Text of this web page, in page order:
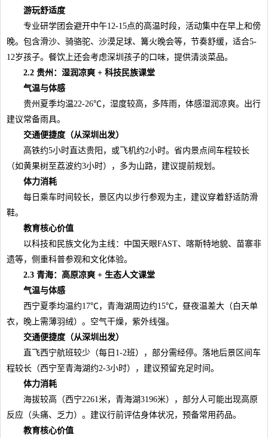
游玩舒适度
专业研学团会避开中午12-15点的高温时段，活动集中在早上和傍
晚。包含滑沙、骑骆驼、沙漠足球、篝火晚会等，节奏舒缓，适合5-
12岁孩子。餐饮上还会考虑深圳孩子的口味，提供清淡菜品。
2.2 贵州：湿润凉爽 + 科技民族课堂
气温与体感
贵州夏季均温22-26℃，湿度较高，多阵雨，体感湿润凉爽。出行
建议常备雨具。
交通便捷度（从深圳出发）
高铁约5小时直达贵阳，或飞机约2小时。省内景点间车程较长
（如黄果树至荔波约3小时），多为山路，建议提前规划。
体力消耗
每日乘车时间较长，景区内以步行参观为主，建议穿着舒适防滑
鞋。
教育核心价值
以科技和民族文化为主线：中国天眼FAST、喀斯特地貌、苗寨非
遗等，侧重科普参观和文化体验。
2.3 青海：高原凉爽 + 生态人文课堂
气温与体感
西宁夏季均温约17℃，青海湖周边约15℃，昼夜温差大（白天单
衣，晚上需薄羽绒）。空气干燥，紫外线强。
交通便捷度（从深圳出发）
直飞西宁航班较少（每日1-2班），部分需经停。落地后景区间车
程较长（西宁至青海湖约2-3小时），建议预留充足时间。
体力消耗
海拔较高（西宁2261米，青海湖3196米），部分人可能出现高原
反应（头痛、乏力）。建议行前评估身体状况，预备常用药品。
教育核心价值